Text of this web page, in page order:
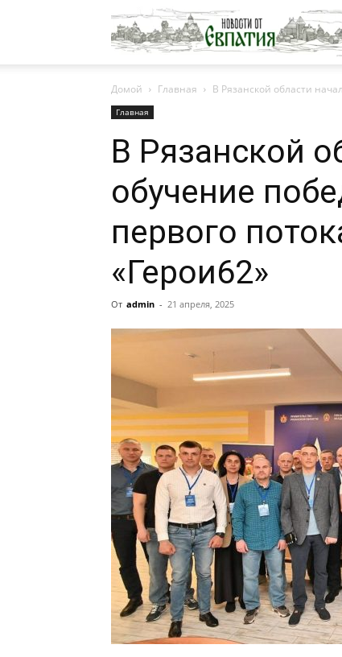
Домой Главная В Рязанской области
Главная
В Рязанской
обучение
первого
«Герои62»
От admin - 21 апреля, 2025